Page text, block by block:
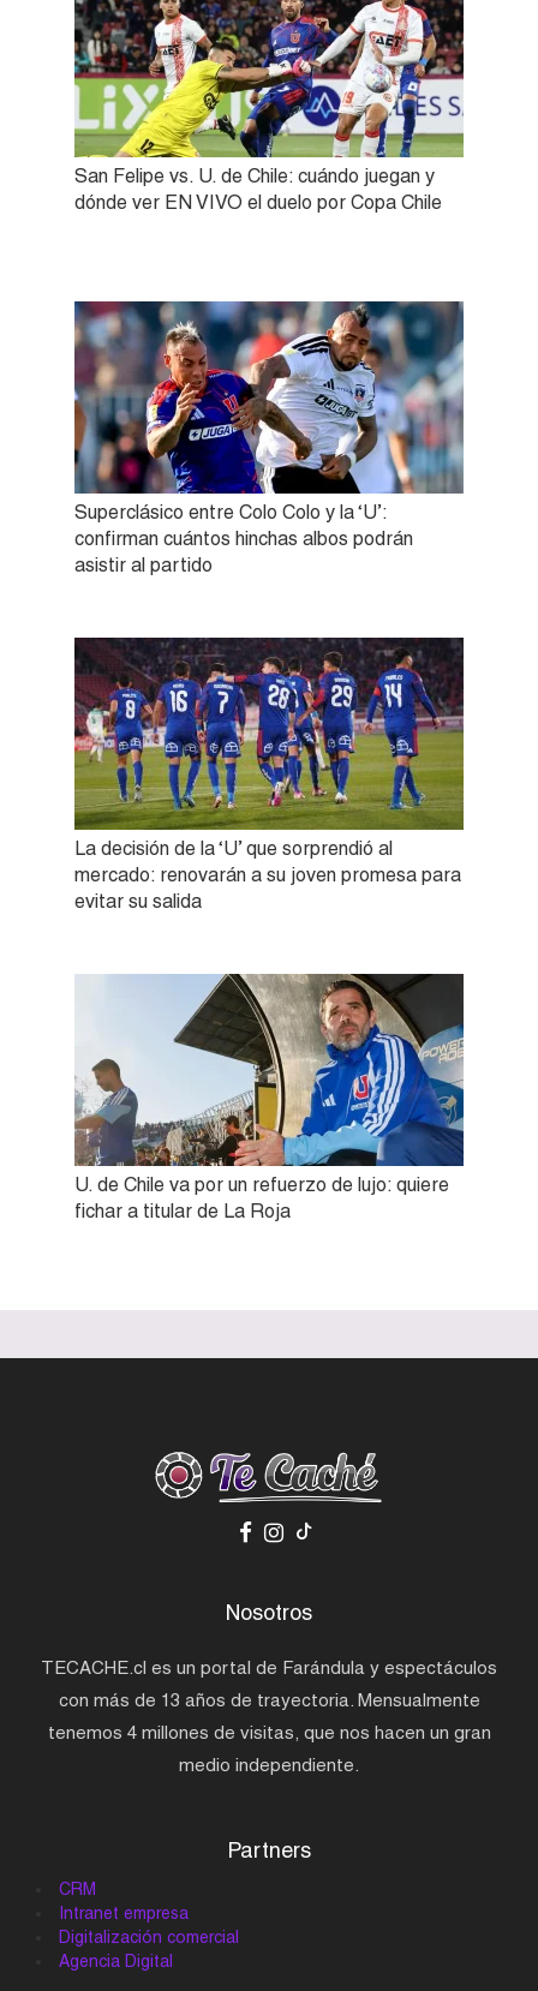
San Felipe vs. U. de Chile: cuándo juegan y
dónde ver EN VIVO el duelo por Copa Chile
Superclásico entre Colo Colo y la ‘U’:
confirman cuántos hinchas albos podrán
asistir al partido
La decisión de la ‘U’ que sorprendió al
mercado: renovarán a su joven promesa para
evitar su salida
U. de Chile va por un refuerzo de lujo: quiere
fichar a titular de La Roja
Nosotros
TECACHE.cl es un portal de Farándula y espectáculos
con más de 13 años de trayectoria. Mensualmente
tenemos 4 millones de visitas, que nos hacen un gran
medio independiente.
Partners
CRM
Intranet empresa
Digitalización comercial
Agencia Digital